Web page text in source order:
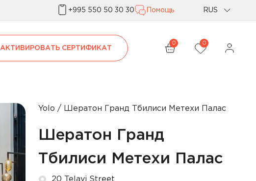
+995 550 50 30 30 Помощь RUS
Geo
АКТИВИРОВАТЬ СЕРТИФИКАТ
0 0
Yolo Шератон Гранд Тбилиси Метехи Палас
Шератон Гранд
Тбилиси Метехи Палас
20 Telavi Street